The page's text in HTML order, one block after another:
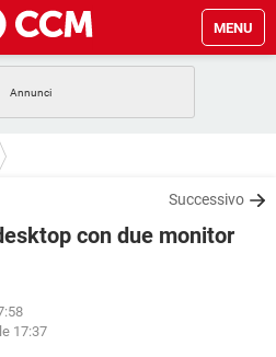
MENU
WHATSAPP
GAMING
Successivo
con due monitor
17:37